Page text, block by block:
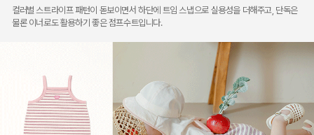
컬러별 스트라이프 패턴이 돋보이면서 하단에 트임 스냅으로 실용성을 더해주고, 단독은
물론 이너로도 활용하기 좋은 점프수트입니다.